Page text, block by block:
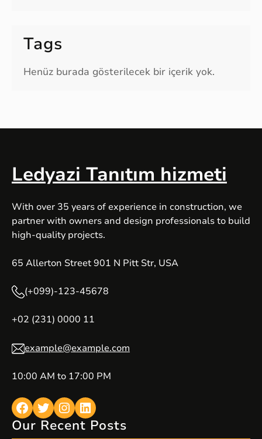
Tags
Henüz burada gösterilecek bir içerik yok.
Ledyazi Tanıtım hizmeti
With over 35 years of experience in construction, we
partner with owners and design professionals to build
high-quality projects.
65 Allerton Street 901 N Pitt Str, USA
(+099)-123-45678
+02 (231) 0000 11
example@example.com
10:00 AM to 17:00 PM
Facebook Twitter Instagram LinkedIn
Our Recent Posts